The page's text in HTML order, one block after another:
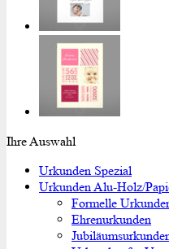
Ihre Auswahl
Urkunden Spezial
Urkunden Alu-Holz/
Formelle
Ehrenurkunden